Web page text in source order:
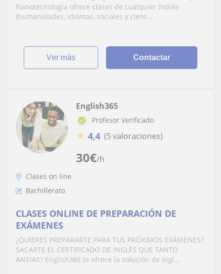
Nanotecnología ofrece clases de cualquier índole
(humanidades, idiomas, sociales y cient...
ver más Contactar
30€/h
English365
Profesor Verificado
★ 4,4 (5 valoraciones)
Clases on line
Bachillerato
CLASES ONLINE DE PREPARACIÓN DE
EXÁMENES
¿QUIERES PREPARARTE PARA TUS PRÓXIMOS EXÁMENES?
SACARTE EL CERTIFICADO DE INGLÉS QUE TANTO
ANSIAS? English365 te ofrece la solución de ingl...